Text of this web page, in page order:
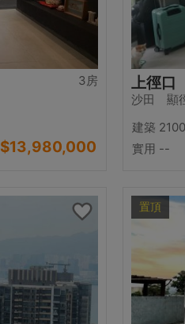
3房
$13,980,000
上徑口
沙田 顯
建築
實用 --
置頂